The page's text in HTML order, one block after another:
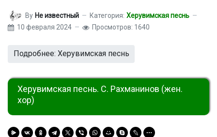
By Не известный Категория: Херувимская песнь
10 февраля 2024
Просмотров: 1640
Подробнее: Херувимская песнь
Херувимская песнь. С. Рахманинов (жен.
хор)